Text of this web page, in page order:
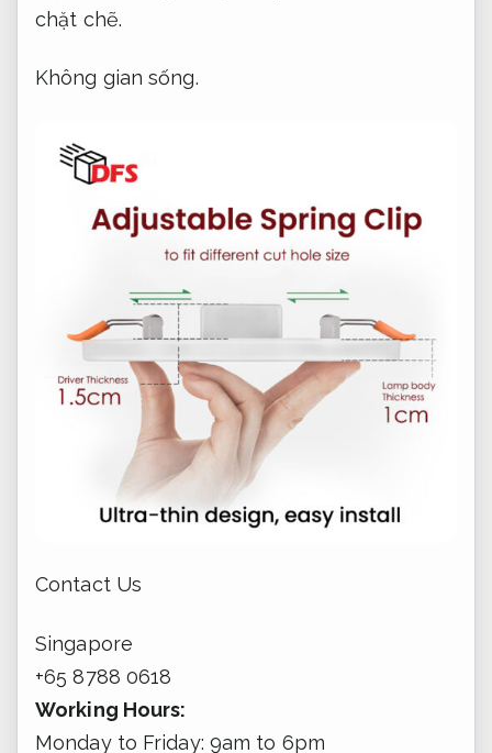
chặt chẽ.
Không gian sống.
Contact Us
Singapore
+65 8788 0618
Working Hours:
Monday to Friday: 9am to 6pm